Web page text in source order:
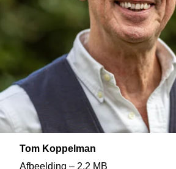
Tom Koppelman
Afbeelding – 2,2 MB